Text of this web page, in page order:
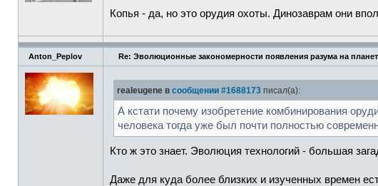
Копья - да, но это орудия охоты. Динозаврам они
Anton_Peplov Re: Эволюционные закономерности появления разума на
realeugene в сообщении #1688173 писал(а):
А кстати почему изобретение комбинирования
человека тогда уже был почти полностью
Кто ж это знает. Эволюция технологий - большая
Даже для куда более близких и изученных времен